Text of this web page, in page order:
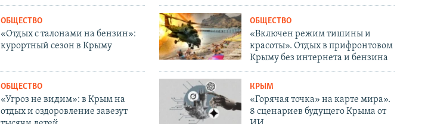
ОБЩЕСТВО
«Отдых с талонами на бензин»:
курортный сезон в Крыму
ОБЩЕСТВО
«Включен режим тишины и
красоты». Отдых в прифронтовом
Крыму без интернета и бензина
ОБЩЕСТВО
«Угроз не видим»: в Крым на
отдых и оздоровление завезут
КРЫМ
«Горячая точка» на карте мира».
8 сценариев будущего Крыма от